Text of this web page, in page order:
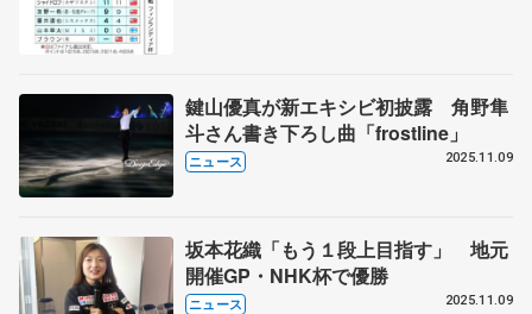
鍵山優真が新エキシビ初披露 角野隼
斗さん書き下ろし曲「frostline」
ニュース 2025.11.09
坂本花織「もう１段上目指す」 地元
開催GP・NHK杯で優勝
ニュース 2025.11.09